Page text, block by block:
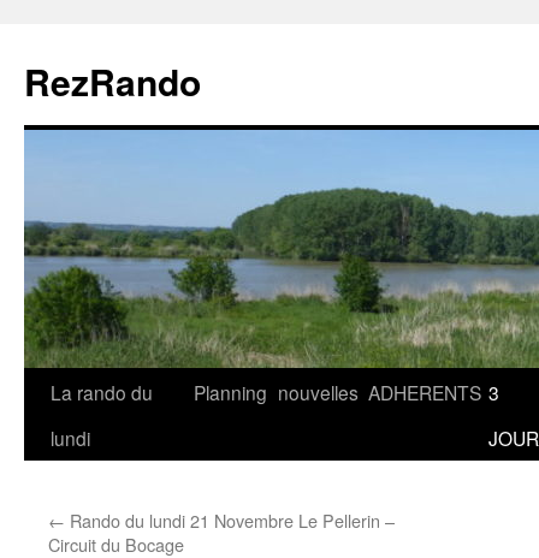
contenu
RezRando
La rando du
lundi
Planning nouvelles ADHERENTS 3
← Rando du lundi 21 Novembre Le Pellerin –
Circuit du Bocage